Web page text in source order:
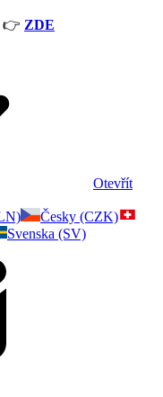
👉 ZDE
Otevřít
Česky (CZK)
Svenska (SV)